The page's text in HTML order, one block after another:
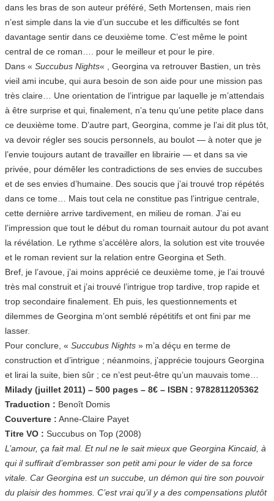
dans les bras de son auteur préféré, Seth Mortensen, mais rien
n’est simple dans la vie d’un succube et les difficultés se font
davantage sentir dans ce deuxième tome. C’est même le point
central de ce roman…. pour le meilleur et pour le pire.
Dans « Succubus Nights« , Georgina va retrouver Bastien, un très
vieil ami incube, qui aura besoin de son aide pour une mission pas
très claire… Une orientation de l’intrigue par laquelle je m’attendais
à être surprise et qui, finalement, n’a tenu qu’une petite place dans
ce deuxième tome. D’autre part, Georgina, comme je l’ai dit plus tôt,
va devoir régler ses soucis personnels, au boulot — à noter que je
l’envie toujours autant de travailler en librairie — et dans sa vie
privée, pour démêler les contradictions de ses envies de succubes
et de ses envies d’humaine. Des soucis que j’ai trouvé trop répétés
dans ce tome… Mais tout cela ne constitue pas l’intrigue centrale,
cette dernière arrive tardivement, en milieu de roman. J’ai eu
l’impression que tout le début du roman tournait autour du pot avant
la révélation. Le rythme s’accélère alors, la solution est vite trouvée
et le roman revient sur la relation entre Georgina et Seth.
Bref, je l’avoue, j’ai moins apprécié ce deuxième tome, je l’ai trouvé
très mal construit et j’ai trouvé l’intrigue trop tardive, trop rapide et
trop secondaire finalement. Eh puis, les questionnements et
dilemmes de Georgina m’ont semblé répétitifs et ont fini par me
lasser.
Pour conclure, « Succubus Nights » m’a déçu en terme de
construction et d’intrigue ; néanmoins, j’apprécie toujours Georgina
et lirai la suite, bien sûr ; ce n’est peut-être qu’un mauvais tome…
Milady (juillet 2011) – 500 pages – 8€ – ISBN : 9782811205362
Traduction : Benoît Domis
Couverture : Anne-Claire Payet
Titre VO : Succubus on Top (2008)
L’amour, ça fait mal. Et nul ne le sait mieux que Georgina Kincaid, à
qui il suffirait d’embrasser son petit ami pour le vider de sa force
vitale. Car Georgina est un succube, un démon qui tire son pouvoir
du plaisir des hommes. C’est vrai qu’il y a des compensations plutôt